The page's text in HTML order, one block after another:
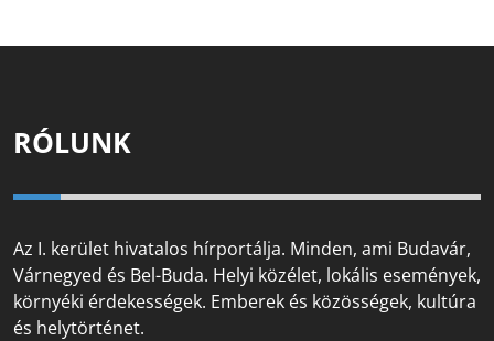
RÓLUNK
Az I. kerület hivatalos hírportálja. Minden, ami Budavár,
Várnegyed és Bel-Buda. Helyi közélet, lokális események,
környéki érdekességek. Emberek és közösségek, kultúra
és helytörténet.